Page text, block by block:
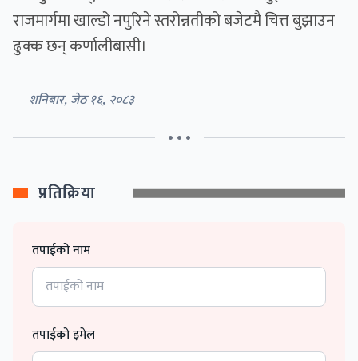
राजमार्गमा खाल्डो नपुरिने स्तरोन्नतीको बजेटमै चित्त बुझाउन
ढुक्क छन् कर्णालीबासी।
शनिबार, जेठ १६, २०८३
• • •
प्रतिक्रिया
तपाईको नाम
तपाईको इमेल